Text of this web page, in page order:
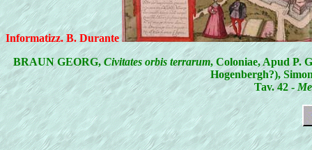
Informatizz. B. Durante
BRAUN GEORG,Civitates orbis terrarum, Coloniae, Apud P.
Hogenbergh?),
Tav. 42 -